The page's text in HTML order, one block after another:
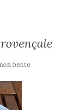
bento